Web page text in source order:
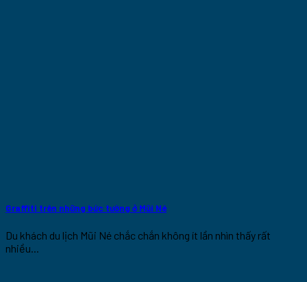
Graffiti trên những bức tường ở Mũi Né
Du khách du lịch Mũi Né chắc chắn không ít lần nhìn thấy rất
nhiều...